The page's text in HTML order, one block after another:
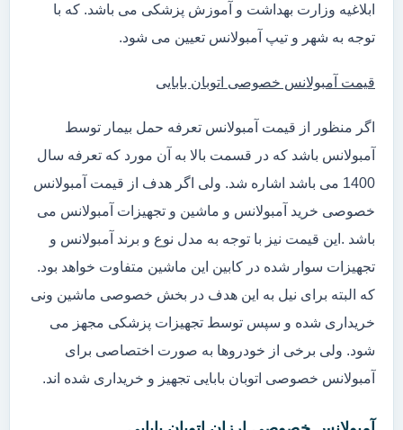
ابلاغیه وزارت بهداشت و آموزش پزشکی می باشد. که با
توجه به شهر و تیپ آمبولانس تعیین می شود.
قیمت آمبولانس خصوصی اتوبان بابایی
اگر منظور از قیمت آمبولانس تعرفه حمل بیمار توسط
آمبولانس باشد که در قسمت بالا به آن مورد که تعرفه سال
1400 می باشد اشاره شد. ولی اگر هدف از قیمت آمبولانس
خصوصی خرید آمبولانس و ماشین و تجهیزات آمبولانس می
باشد .این قیمت نیز با توجه به مدل نوع و برند آمبولانس و
تجهیزات سوار شده در کابین این ماشین متفاوت خواهد بود.
که البته برای نیل به این هدف در بخش خصوصی ماشین ونی
خریداری شده و سپس توسط تجهیزات پزشکی مجهز می
شود. ولی برخی از خودروها به صورت اختصاصی برای
آمبولانس خصوصی اتوبان بابایی تجهیز و خریداری شده اند.